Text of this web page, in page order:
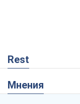
Rest
Мнения